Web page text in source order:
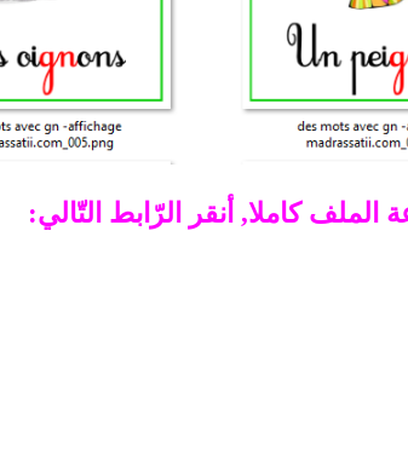
كاملا, أنقر الرّابط التّالي: